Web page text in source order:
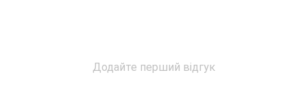
Додайте перший відгук